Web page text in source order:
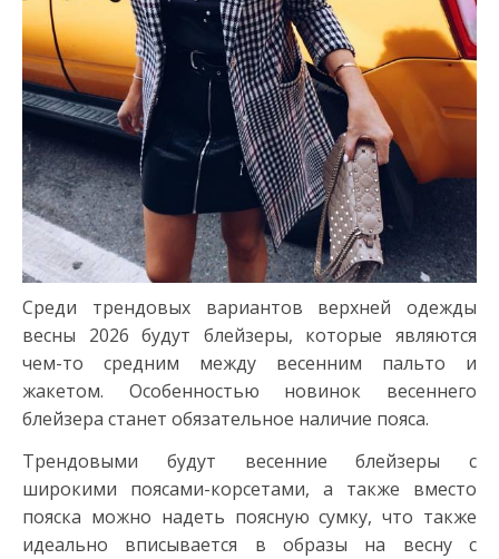
Среди трендовых вариантов верхней одежды
весны 2026 будут блейзеры, которые являются
чем-то средним между весенним пальто и
жакетом. Особенностью новинок весеннего
блейзера станет обязательное наличие пояса.
Трендовыми будут весенние блейзеры с
широкими поясами-корсетами, а также вместо
пояска можно надеть поясную сумку, что также
идеально вписывается в образы на весну с